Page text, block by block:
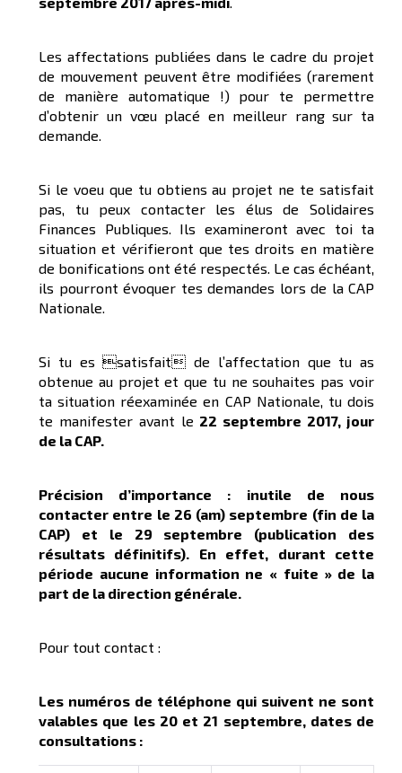
Les affectations publiées dans le cadre du projet
de mouvement peuvent être modifiées (rarement
de manière automatique !) pour te permettre
d’obtenir un vœu placé en meilleur rang sur ta
demande.
Si le voeu que tu obtiens au projet ne te satisfait
pas, tu peux contacter les élus de Solidaires
Finances Publiques. Ils examineront avec toi ta
situation et vérifieront que tes droits en matière
de bonifications ont été respectés. Le cas échéant,
ils pourront évoquer tes demandes lors de la CAP
Nationale.
Si tu es satisfait de l’affectation que tu as
obtenue au projet et que tu ne souhaites pas voir
ta situation réexaminée en CAP Nationale, tu dois
te manifester avant le 22 septembre 2017, jour
de la CAP.
Précision d’importance : inutile de nous
contacter entre le 26 (am) septembre (fin de la
CAP) et le 29 septembre (publication des
résultats définitifs). En effet, durant cette
période aucune information ne « fuite » de la
part de la direction générale.
Pour tout contact :
Les numéros de téléphone qui suivent ne sont
valables que les 20 et 21 septembre, dates de
consultations :